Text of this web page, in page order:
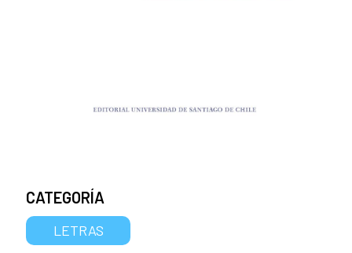
CATEGORÍA
LETRAS